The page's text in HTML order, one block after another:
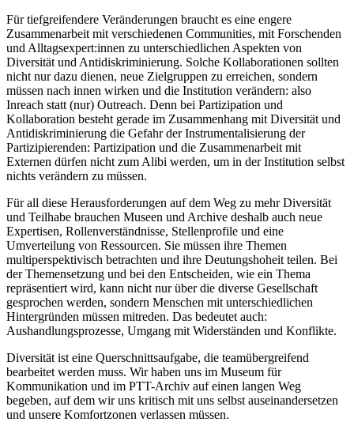
Für tiefgreifendere Veränderungen braucht es eine engere
Zusammenarbeit mit verschiedenen Communities, mit Forschenden
und Alltagsexpert:innen zu unterschiedlichen Aspekten von
Diversität und Antidiskriminierung. Solche Kollaborationen sollten
nicht nur dazu dienen, neue Zielgruppen zu erreichen, sondern
müssen nach innen wirken und die Institution verändern: also
Inreach statt (nur) Outreach. Denn bei Partizipation und
Kollaboration besteht gerade im Zusammenhang mit Diversität und
Antidiskriminierung die Gefahr der Instrumentalisierung der
Partizipierenden: Partizipation und die Zusammenarbeit mit
Externen dürfen nicht zum Alibi werden, um in der Institution selbst
nichts verändern zu müssen.
Für all diese Herausforderungen auf dem Weg zu mehr Diversität
und Teilhabe brauchen Museen und Archive deshalb auch neue
Expertisen, Rollenverständnisse, Stellenprofile und eine
Umverteilung von Ressourcen. Sie müssen ihre Themen
multiperspektivisch betrachten und ihre Deutungshoheit teilen. Bei
der Themensetzung und bei den Entscheiden, wie ein Thema
repräsentiert wird, kann nicht nur über die diverse Gesellschaft
gesprochen werden, sondern Menschen mit unterschiedlichen
Hintergründen müssen mitreden. Das bedeutet auch:
Aushandlungsprozesse, Umgang mit Widerständen und Konflikte.
Diversität ist eine Querschnittsaufgabe, die teamübergreifend
bearbeitet werden muss. Wir haben uns im Museum für
Kommunikation und im PTT-Archiv auf einen langen Weg
begeben, auf dem wir uns kritisch mit uns selbst auseinandersetzen
und unsere Komfortzonen verlassen müssen.